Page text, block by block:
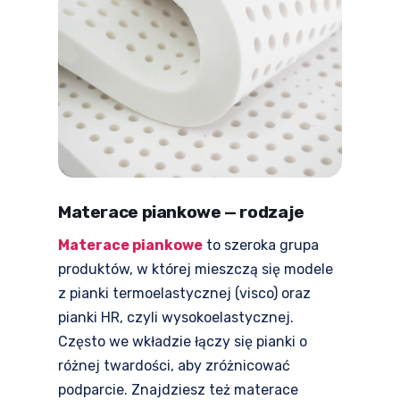
Materace piankowe — rodzaje
Materace piankowe to szeroka grupa
produktów, w której mieszczą się modele
z pianki termoelastycznej (visco) oraz
pianki HR, czyli wysokoelastycznej.
Często we wkładzie łączy się pianki o
różnej twardości, aby zróżnicować
podparcie. Znajdziesz też materace